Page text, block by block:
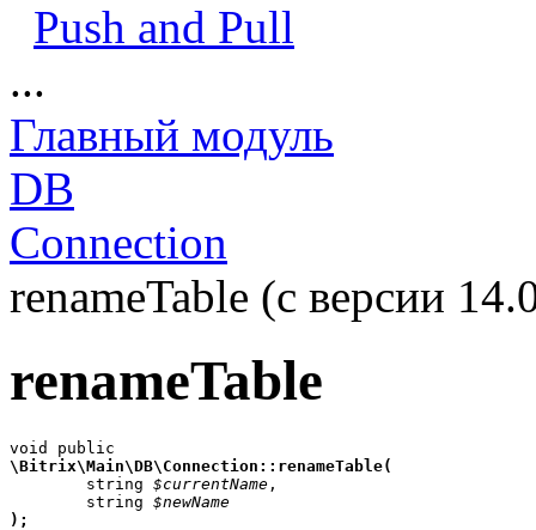
Push and Pull
...
Главный модуль
DB
Connection
renameTable (с версии
renameTable
\Bitrix\Main\DB\Connection::renameTable(
string $currentName ,
	string
$newName
);